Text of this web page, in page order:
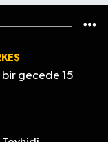
bir gecede 15